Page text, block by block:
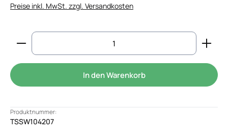
Preise inkl. MwSt. zzgl. Versandkosten
Produkt Anzahl: Gib den gewünschten Wert
In den Warenkorb
Produktnummer:
TSSW104207